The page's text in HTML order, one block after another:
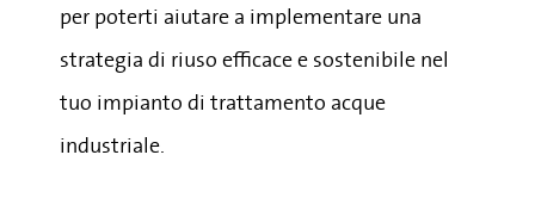
per poterti aiutare a implementare una
strategia di riuso efficace e sostenibile nel
tuo impianto di trattamento acque
industriale.